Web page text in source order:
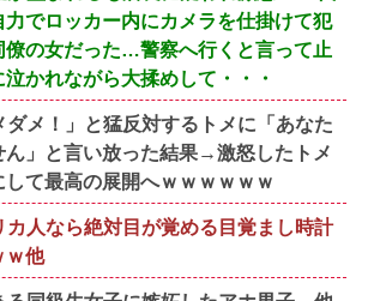
力でロッカー内にカメラを仕掛けて犯
僚の女だった…警察へ行くと言って止
かれながら大揉めして・・・
ダメ！」と猛反対するトメに「あなた
ん」と言い放った結果→激怒したトメ
て最高の展開へｗｗｗｗｗｗ
カ人なら絶対目が覚める目覚まし時計
ｗ他